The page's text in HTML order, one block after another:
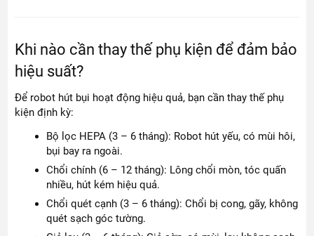
Khi nào cần thay thế phụ kiện để đảm bảo
hiệu suất?
Để robot hút bụi hoạt động hiệu quả, bạn cần thay thế phụ
kiện định kỳ:
Bộ lọc HEPA (3 – 6 tháng): Robot hút yếu, có mùi hôi,
bụi bay ra ngoài.
Chổi chính (6 – 12 tháng): Lông chổi mòn, tóc quấn
nhiều, hút kém hiệu quả.
Chổi quét cạnh (3 – 6 tháng): Chổi bị cong, gãy, không
quét sạch góc tường.